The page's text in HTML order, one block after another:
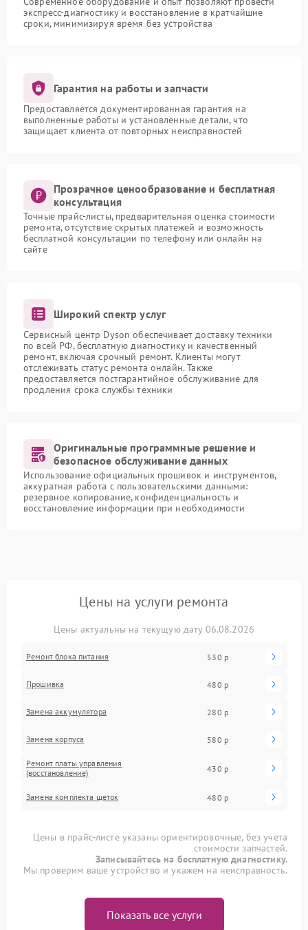
экспресс-диагностику и восстановление в кратчайшие
сроки, минимизируя время без устройства
Гарантия на работы и запчасти
Предоставляется документированная гарантия на
выполненные работы и установленные детали, что
защищает клиента от повторных неисправностей
Прозрачное ценообразование и бесплатная
консультация
Точные прайс-листы, предварительная оценка стоимости
ремонта, отсутствие скрытых платежей и возможность
бесплатной консультации по телефону или онлайн на
сайте
Широкий спектр услуг
Сервисный центр Dyson обеспечивает доставку техники
по всей РФ, бесплатную диагностику и качественный
ремонт, включая срочный ремонт. Клиенты могут
отслеживать статус ремонта онлайн. Также
предоставляется постгарантийное обслуживание для
продления срока службы техники
Оригинальные программные решение и
безопасное обслуживание данных
Использование официальных прошивок и инструментов,
аккуратная работа с пользовательскими данными:
резервное копирование, конфиденциальность и
восстановление информации при необходимости
Цены на услуги ремонта
Цены актуальны на текущую дату 06.08.2026
Ремонт блока питания 530 р
Прошивка 480 р
Замена аккумулятора 280 р
Замена корпуса 580 р
Ремонт платы управления
(восстановление)
430 р
Замена комплекта щеток 480 р
Цены в прайс-листе указаны ориентировочные, без учета
стоимости запчастей.
Записывайтесь на бесплатную диагностику.
Мы проверим ваше устройство и укажем на неисправность.
Показать все услуги